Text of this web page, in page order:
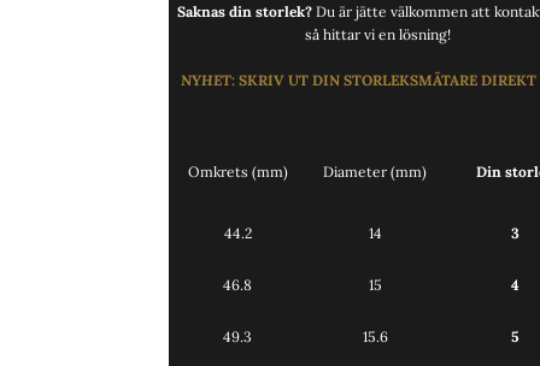
Saknas din storlek?Du är jätte välkommen att
så hittar vi en lösning!
NYHET: SKRIV UT DIN STORLEKSMÄTARE DIREKT
Omkrets (mm) Diameter (mm) Din
44.2 14 3
46.8 15 4
49.3 15.6 5